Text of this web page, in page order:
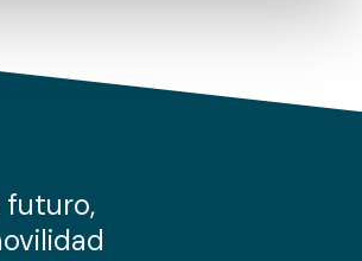
el uso que haga del sitio web con
de redes sociales, publicidad y análisis
futuro,